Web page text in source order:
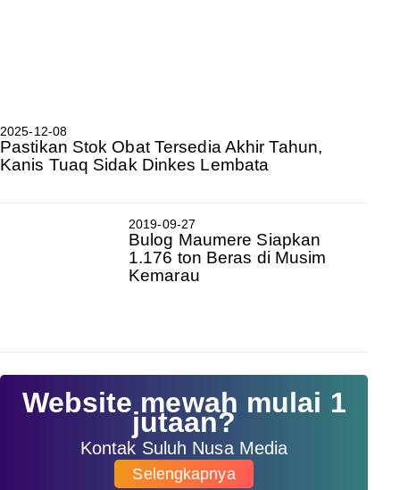
2025-12-08
Pastikan Stok Obat Tersedia Akhir Tahun,
Kanis Tuaq Sidak Dinkes Lembata
2019-09-27
Bulog Maumere Siapkan
1.176 ton Beras di Musim
Kemarau
Website mewah mulai 1
jutaan?
Kontak Suluh Nusa Media
Selengkapnya